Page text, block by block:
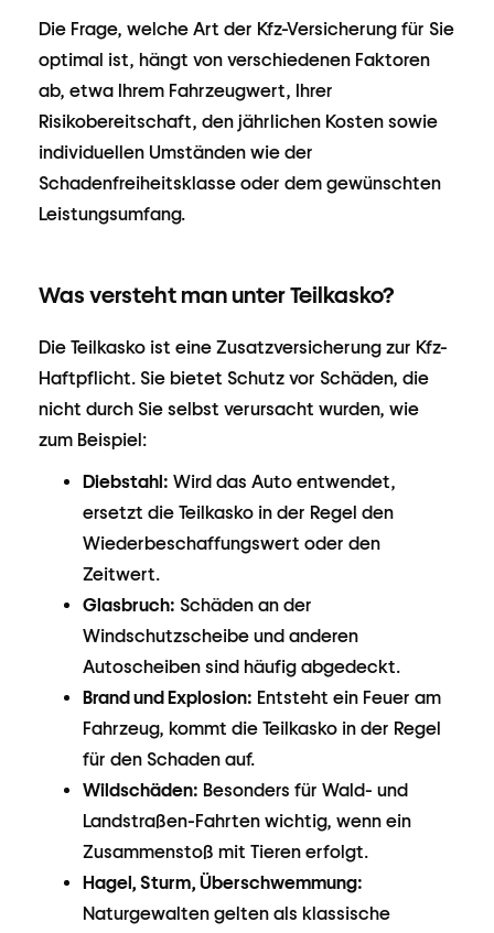
Die Frage, welche Art der Kfz-Versicherung für Sie
optimal ist, hängt von verschiedenen Faktoren
ab, etwa Ihrem Fahrzeugwert, Ihrer
Risikobereitschaft, den jährlichen Kosten sowie
individuellen Umständen wie der
Schadenfreiheitsklasse oder dem gewünschten
Leistungsumfang.
Was versteht man unter Teilkasko?
Die Teilkasko ist eine Zusatzversicherung zur Kfz-
Haftpflicht. Sie bietet Schutz vor Schäden, die
nicht durch Sie selbst verursacht wurden, wie
zum Beispiel:
Diebstahl: Wird das Auto entwendet,
ersetzt die Teilkasko in der Regel den
Wiederbeschaffungswert oder den
Zeitwert.
Glasbruch: Schäden an der
Windschutzscheibe und anderen
Autoscheiben sind häufig abgedeckt.
Brand und Explosion: Entsteht ein Feuer am
Fahrzeug, kommt die Teilkasko in der Regel
für den Schaden auf.
Wildschäden: Besonders für Wald- und
Landstraßen-Fahrten wichtig, wenn ein
Zusammenstoß mit Tieren erfolgt.
Hagel, Sturm, Überschwemmung:
Naturgewalten gelten als klassische